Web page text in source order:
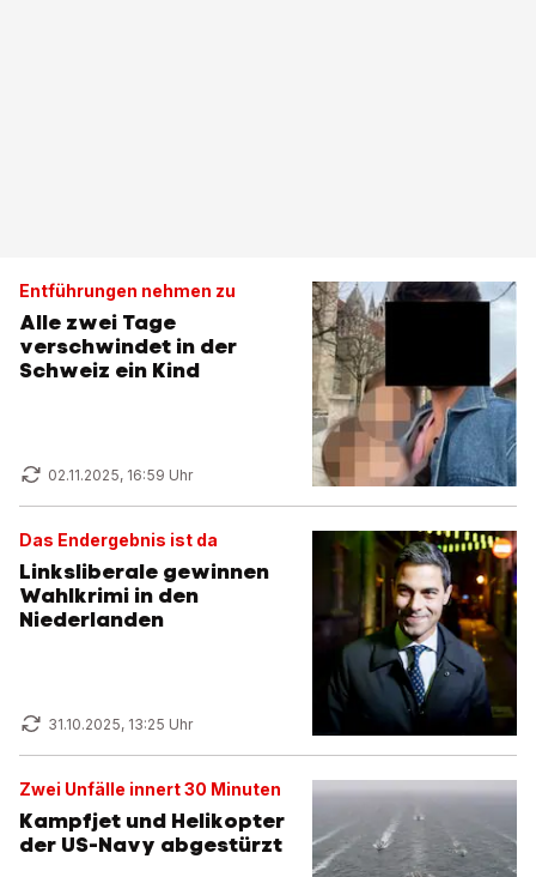
Entführungen nehmen zu
Alle zwei Tage
verschwindet in der
Schweiz ein Kind
02.11.2025, 16:59 Uhr
Das Endergebnis ist da
Linksliberale gewinnen
Wahlkrimi in den
Niederlanden
31.10.2025, 13:25 Uhr
Zwei Unfälle innert 30 Minuten
Kampfjet und Helikopter
der US-Navy abgestürzt